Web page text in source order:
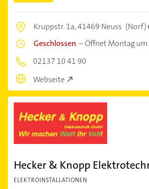
Kruppstr. 1a,41469 Neuss (Norf)
Geschlossen –Öffnet Montag um
02137 10 41 90
Webseite
Hecker & Knopp
ELEKTROINSTALLATIONEN